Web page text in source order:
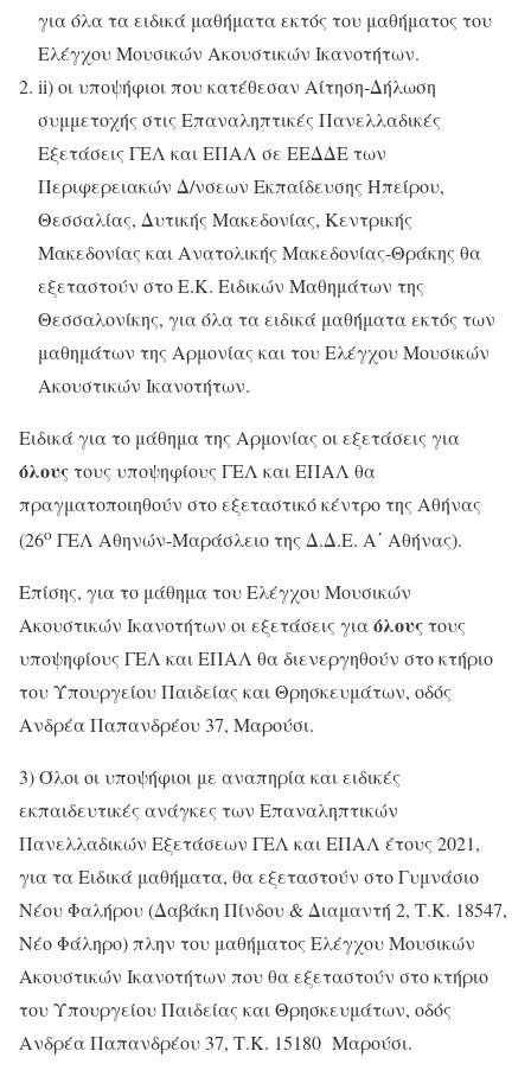
για όλα τα ειδικά μαθήματα εκτός του μαθήματος του
Ελέγχου Μουσικών Ακουστικών Ικανοτήτων.
ii) οι υποψήφιοι που κατέθεσαν Αίτηση-Δήλωση
συμμετοχής στις Επαναληπτικές Πανελλαδικές
Εξετάσεις ΓΕΛ και ΕΠΑΛ σε ΕΕΔΔΕ των
Περιφερειακών Δ/νσεων Εκπαίδευσης Ηπείρου,
Θεσσαλίας, Δυτικής Μακεδονίας, Κεντρικής
Μακεδονίας και Ανατολικής Μακεδονίας-Θράκης θα
εξεταστούν στο Ε.Κ. Ειδικών Μαθημάτων της
Θεσσαλονίκης, για όλα τα ειδικά μαθήματα εκτός των
μαθημάτων της Αρμονίας και του Ελέγχου Μουσικών
Ακουστικών Ικανοτήτων.
Ειδικά για το μάθημα της Αρμονίας οι εξετάσεις για
όλουςτους υποψηφίους ΓΕΛ και ΕΠΑΛ θα
πραγματοποιηθούν στο εξεταστικό κέντρο της Αθήνας
(26ο ΓΕΛ Αθηνών-Μαράσλειο της Δ.Δ.Ε. Α΄ Αθήνας).
Επίσης, για το μάθημα του Ελέγχου Μουσικών
Ακουστικών Ικανοτήτων οι εξετάσεις γιαόλουςτους
υποψηφίους ΓΕΛ και ΕΠΑΛ θα διενεργηθούν στο κτήριο
του Υπουργείου Παιδείας και Θρησκευμάτων, οδός
Ανδρέα Παπανδρέου 37, Μαρούσι.
3) Όλοι οι υποψήφιοι με αναπηρία και ειδικές
εκπαιδευτικές ανάγκες των Επαναληπτικών
Πανελλαδικών Εξετάσεων ΓΕΛ και ΕΠΑΛ έτους 2021,
για τα Ειδικά μαθήματα, θα εξεταστούν στο Γυμνάσιο
Νέου Φαλήρου (Δαβάκη Πίνδου & Διαμαντή 2, Τ.Κ. 18547,
Νέο Φάληρο) πλην του μαθήματος Ελέγχου Μουσικών
Ακουστικών Ικανοτήτων που θα εξεταστούν στο κτήριο
του Υπουργείου Παιδείας και Θρησκευμάτων, οδός
Ανδρέα Παπανδρέου 37, Τ.Κ. 15180 Μαρούσι.